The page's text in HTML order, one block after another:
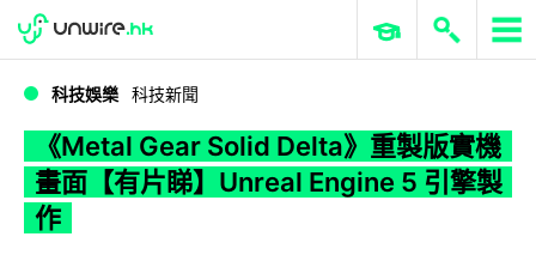
WWDC 2026 ERP 與商業 AI
科技娛樂 科技新聞
《Metal Gear Solid Delta》重製版實機
畫面【有片睇】Unreal Engine 5 引擎製
作